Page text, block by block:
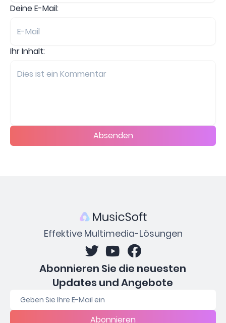
Deine E-Mail:
Ihr Inhalt:
Absenden
Effektive Multimedia-Lösungen
Abonnieren Sie die neuesten
Updates und Angebote
Abonnieren